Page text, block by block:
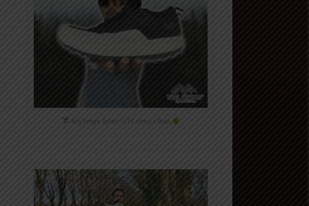
Arc'teryx Sylan GTX chez i-Run